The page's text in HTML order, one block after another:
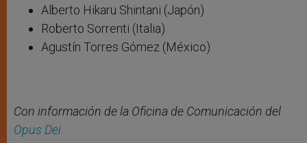
Alberto Hikaru Shintani (Japón)
Roberto Sorrenti (Italia)
Agustín Torres Gómez (México)
Con información de la Oficina de Comunicación del
Opus Dei